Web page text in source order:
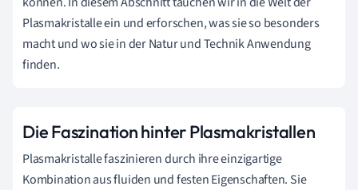
Plasmakristalle ein und erforschen, was sie so besonders
macht und wo sie in der Natur und Technik Anwendung
finden.
Die Faszination hinter Plasmakristallen
Plasmakristalle faszinieren durch ihre einzigartige
Kombination aus fluiden und festen Eigenschaften. Sie